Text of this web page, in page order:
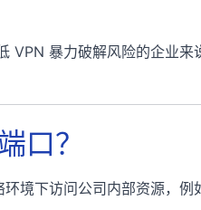
VPN 暴力破解风险的企业来
口？
境下访问公司内部资源，例